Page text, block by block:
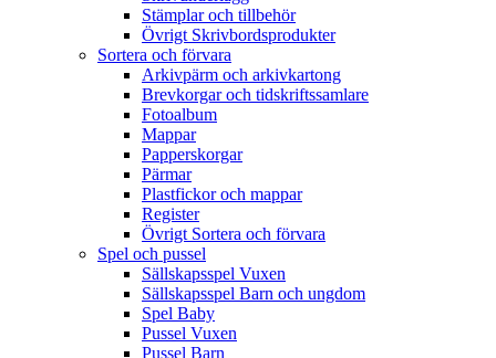
Stämplar och tillbehör
Övrigt Skrivbordsprodukter
Sortera och förvara
Arkivpärm och arkivkartong
Brevkorgar och tidskriftssamlare
Fotoalbum
Mappar
Papperskorgar
Pärmar
Plastfickor och mappar
Register
Övrigt Sortera och förvara
Spel och pussel
Sällskapsspel Vuxen
Sällskapsspel Barn och ungdom
Spel Baby
Pussel Vuxen
Pussel Barn